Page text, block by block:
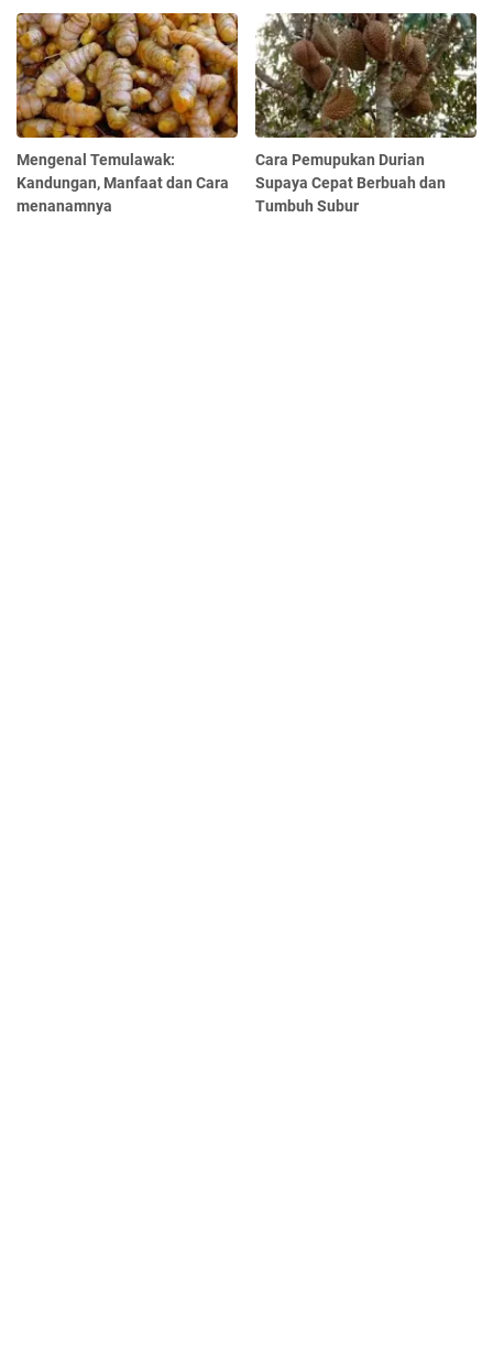
Mengenal Temulawak:
Kandungan, Manfaat dan Cara
menanamnya
Cara Pemupukan Durian
Supaya Cepat Berbuah dan
Tumbuh Subur